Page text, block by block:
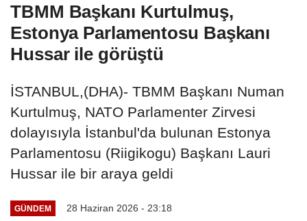
TBMM Başkanı Kurtulmuş,
Estonya Parlamentosu Başkanı
Hussar ile görüştü
İSTANBUL,(DHA)- TBMM Başkanı Numan
Kurtulmuş, NATO Parlamenter Zirvesi
dolayısıyla İstanbul'da bulunan Estonya
Parlamentosu (Riigikogu) Başkanı Lauri
Hussar ile bir araya geldi
GÜNDEM 28 Haziran 2026 - 23:18